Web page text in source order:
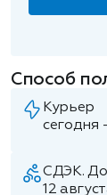
Способ
Курьер
сегодня
СДЭК.
12